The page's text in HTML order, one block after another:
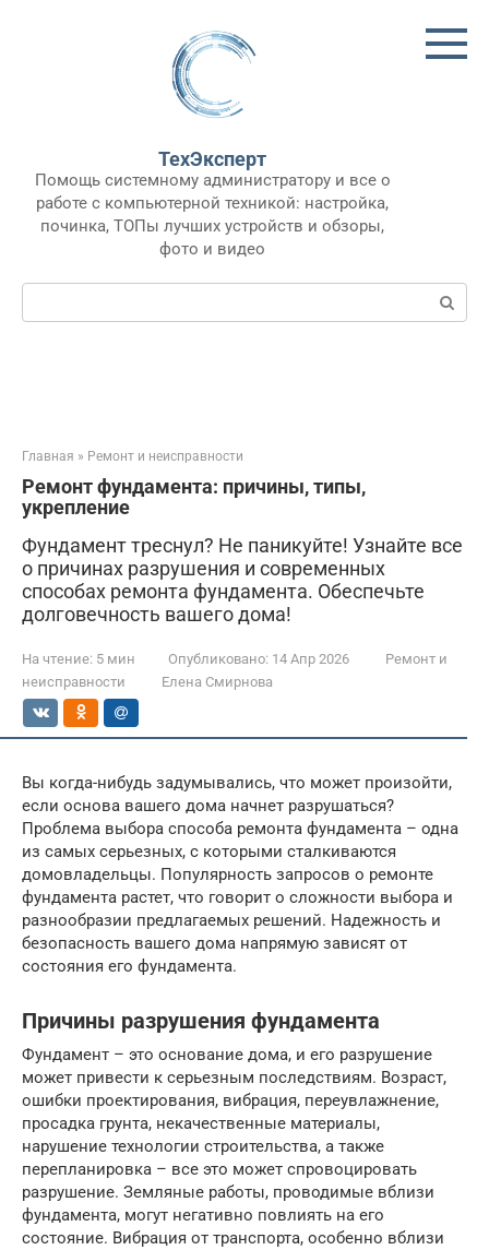
ТехЭксперт
Помощь системному администратору и все о
работе с компьютерной техникой: настройка,
починка, ТОПы лучших устройств и обзоры,
фото и видео
Поиск:
Главная » Ремонт и неисправности
Ремонт фундамента: причины, типы,
укрепление
Фундамент треснул? Не паникуйте! Узнайте все
о причинах разрушения и современных
способах ремонта фундамента. Обеспечьте
долговечность вашего дома!
На чтение: 5 мин Опубликовано: 14 Апр 2026
Ремонт и
неисправности
Елена Смирнова
Вы когда-нибудь задумывались, что может произойти,
если основа вашего дома начнет разрушаться?
Проблема выбора способа ремонта фундамента – одна
из самых серьезных, с которыми сталкиваются
домовладельцы. Популярность запросов о ремонте
фундамента растет, что говорит о сложности выбора и
разнообразии предлагаемых решений. Надежность и
безопасность вашего дома напрямую зависят от
состояния его фундамента.
Причины разрушения фундамента
Фундамент – это основание дома, и его разрушение
может привести к серьезным последствиям. Возраст,
ошибки проектирования, вибрация, переувлажнение,
просадка грунта, некачественные материалы,
нарушение технологии строительства, а также
перепланировка – все это может спровоцировать
разрушение. Земляные работы, проводимые вблизи
фундамента, могут негативно повлиять на его
состояние. Вибрация от транспорта, особенно вблизи